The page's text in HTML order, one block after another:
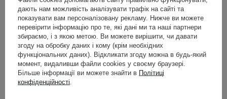
дають нам можливість аналізувати трафік на сайті та
показувати вам персоналізовану рекламу. Нижче ви можете
перевірити інформацію про те, які дані ми та наші партнери
збираємо, і з якою метою. Ви можете вирішити, чи давати
згоду на обробку даних і кому (крім необхідних
функціональних даних). Відкликати згоду можна в будь-який
момент, видаливши файли cookies у своєму браузері.
Більше інформації ви можете знайти в Політиці
конфіденційності